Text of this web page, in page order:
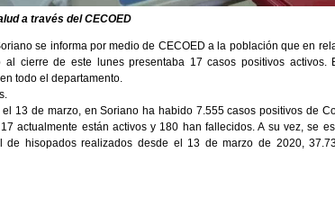
a través del CECOED
se informa por medio de CECOED a la población que en
al cierre de este lunes presentaba 17 casos positivos activos.
todo el departamento.
13 de marzo, en Soriano ha habido 7.555 casos positivos de
actualmente están activos y 180 han fallecidos. A su vez, se
de hisopados realizados desde el 13 de marzo de 2020,